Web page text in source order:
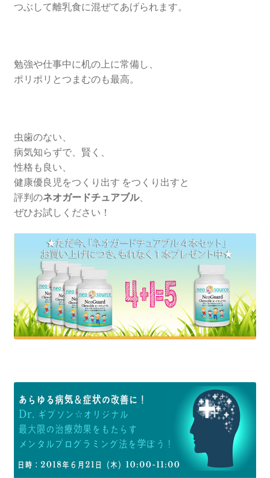
つぶして離乳食に混ぜてあげられます。
勉強や仕事中に机の上に常備し、
ポリポリとつまむのも最高。
虫歯のない、
病気知らずで、賢く、
性格も良い、
健康優良児をつくり出す をつくり出すと
評判のネオガードチュアブル、
ぜひお試しください！